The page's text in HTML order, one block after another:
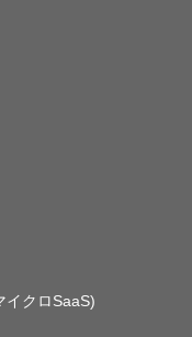
イクロSaaS)